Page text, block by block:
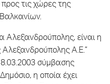
τις χώρες της
Αλεξανδρούπολης, είναι η
Αλεξανδρούπολης Α.Ε.”
σύμβασης
η οποία έχει